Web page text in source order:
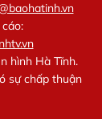
hình Hà Tĩnh.
sự chấp thuận